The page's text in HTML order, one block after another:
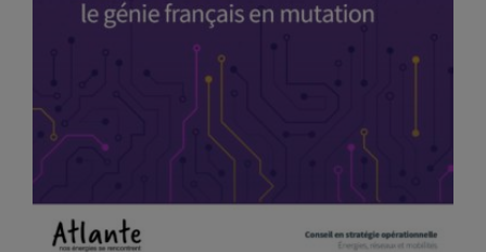
TÉLÉCHARGER L’ÉTUDE